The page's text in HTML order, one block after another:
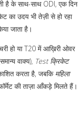
है के साथ-साथ ODI, एक दिन
का उदय भी तेज़ी से हो रहा
जाता है।
हो या T20 में आख़िरी ओवर
वाक्य), Test क्रिकेट
करता है, जबकि महिला
की ताज़ा आँकड़े मिलते हैं।